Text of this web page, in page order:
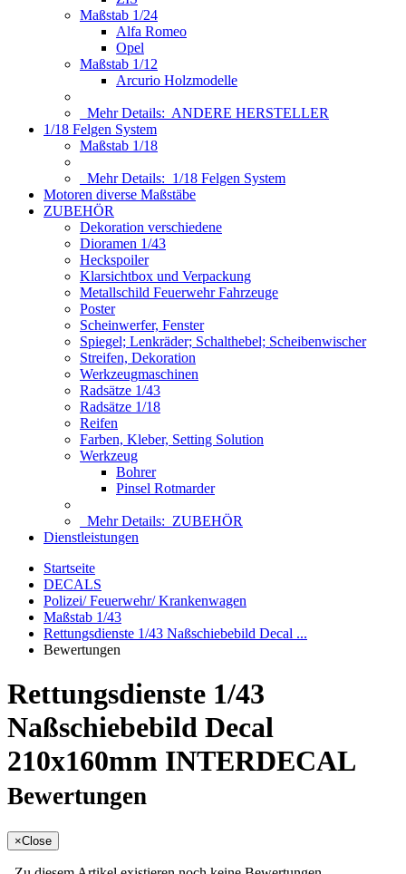
Maßstab 1/24
Alfa Romeo
Opel
Maßstab 1/12
Arcurio Holzmodelle
Mehr Details: ANDERE HERSTELLER
1/18 Felgen System
Maßstab 1/18
Mehr Details: 1/18 Felgen System
Motoren diverse Maßstäbe
ZUBEHÖR
Dekoration verschiedene
Dioramen 1/43
Heckspoiler
Klarsichtbox und Verpackung
Metallschild Feuerwehr Fahrzeuge
Poster
Scheinwerfer, Fenster
Spiegel; Lenkräder; Schalthebel; Scheibenwischer
Streifen, Dekoration
Werkzeugmaschinen
Radsätze 1/43
Radsätze 1/18
Reifen
Farben, Kleber, Setting Solution
Werkzeug
Bohrer
Pinsel Rotmarder
Mehr Details: ZUBEHÖR
Dienstleistungen
Startseite
DECALS
Polizei/ Feuerwehr/ Krankenwagen
Maßstab 1/43
Rettungsdienste 1/43 Naßschiebebild Decal ...
Bewertungen
Rettungsdienste 1/43
Naßschiebebild Decal
210x160mm INTERDECAL
Bewertungen
×Close